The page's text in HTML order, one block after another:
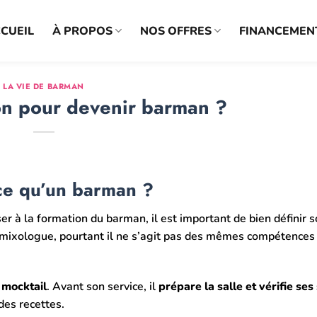
À PROPOS NOS OFFRES
LA VIE DE BARMAN
pour devenir barman ?
qu’un barman ?
à la formation du barman, il est important de bien définir
pourtant il ne s’agit pas des mêmes
. Avant son service, il prépare la salle et vérifie ses
recettes.